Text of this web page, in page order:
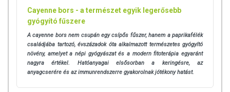
Cayenne bors - a természet egyik legerősebb
gyógyító fűszere
A cayenne bors nem csupán egy csípős fűszer, hanem a paprikafélék
családjába tartozó, évszázadok óta alkalmazott természetes gyógyító
növény, amelyet a népi gyógyászat és a modern fitoterápia egyaránt
nagyra értékel. Hatóanyagai elsősorban a keringésre, az
anyagcserére és az immunrendszerre gyakorolnak jótékony hatást.